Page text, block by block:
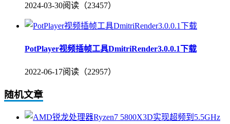
2024-03-30阅读（23457）
PotPlayer视频插帧工具DmitriRender3.0.0.1下载
2022-06-17阅读（22957）
随机文章